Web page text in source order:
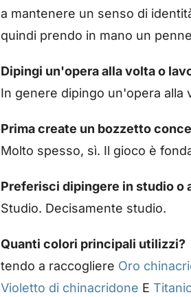
a mantenere un senso di
quindi prendo in mano un
Dipingi un'opera alla volta o
In genere dipingo un'opera alla
Prima create un bozzetto
Molto spesso, sì. Il gioco è
Preferisci dipingere in studio o
Studio. Decisamente studio.
Quanti colori principali utilizzi?
tendo a raccogliere Oro
Violetto di chinacridone E